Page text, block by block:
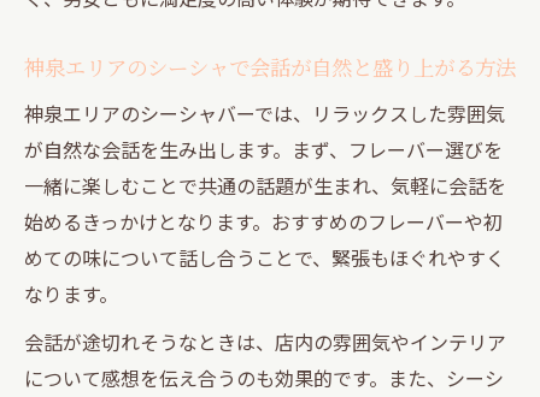
神泉エリアのシーシャで会話が自然と盛り上がる方法
神泉エリアのシーシャバーでは、リラックスした雰囲気
が自然な会話を生み出します。まず、フレーバー選びを
一緒に楽しむことで共通の話題が生まれ、気軽に会話を
始めるきっかけとなります。おすすめのフレーバーや初
めての味について話し合うことで、緊張もほぐれやすく
なります。
会話が途切れそうなときは、店内の雰囲気やインテリア
について感想を伝え合うのも効果的です。また、シーシ